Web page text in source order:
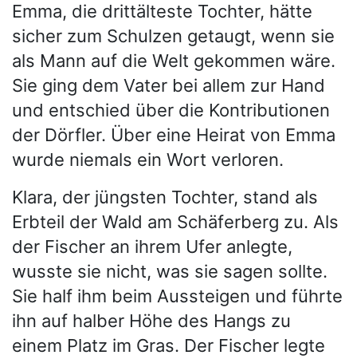
Emma, die drittälteste Tochter, hätte
sicher zum Schulzen getaugt, wenn sie
als Mann auf die Welt gekommen wäre.
Sie ging dem Vater bei allem zur Hand
und entschied über die Kontributionen
der Dörfler. Über eine Heirat von Emma
wurde niemals ein Wort verloren.
Klara, der jüngsten Tochter, stand als
Erbteil der Wald am Schäferberg zu. Als
der Fischer an ihrem Ufer anlegte,
wusste sie nicht, was sie sagen sollte.
Sie half ihm beim Aussteigen und führte
ihn auf halber Höhe des Hangs zu
einem Platz im Gras. Der Fischer legte